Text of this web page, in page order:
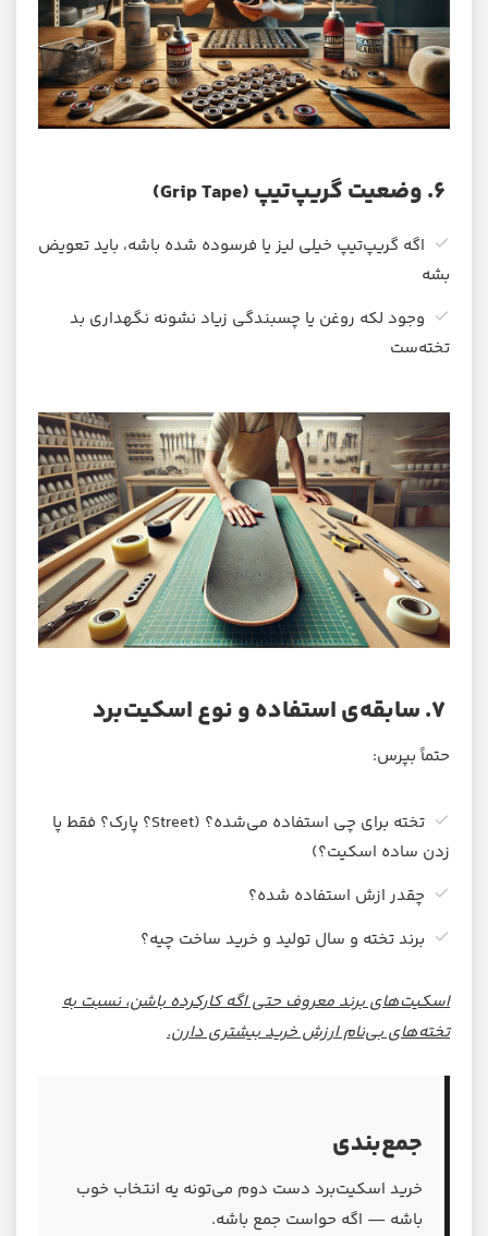
(Grip Tape)
اگه گریپ‌تیپ خیلی لیز یا فرسوده شده باشه، باید تعویض
بشه
وجود لکه روغن یا چسبندگی زیاد نشونه نگهداری بد
تخته‌ست
حتماً بپرس:
تخته برای چی استفاده می‌شده؟ (Street؟ پارک؟ فقط پا
زدن ساده اسکیت؟)
چقدر ازش استفاده شده؟
برند تخته و سال تولید و خرید ساخت چیه؟
اسکیت‌های برند معروف حتی اگه کارکرده باشن، نسبت به
تخته‌های بی‌نام ارزش خرید بیشتری دارن.
جمع‌بندی
خرید اسکیت‌برد دست دوم می‌تونه یه انتخاب خوب
باشه — اگه حواست جمع باشه.